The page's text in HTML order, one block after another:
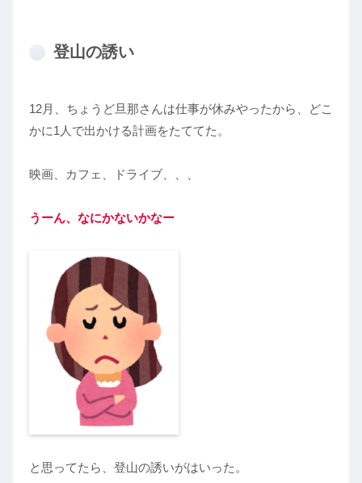
登山の誘い
12月、ちょうど旦那さんは仕事が休みやったから、どこ
かに1人で出かける計画をたててた。
映画、カフェ、ドライブ、、、
うーん、なにかないかなー
と思ってたら、登山の誘いがはいった。